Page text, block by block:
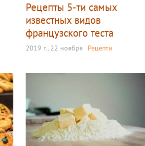
Рецепты 5-ти самых
известных видов
французского теста
2019 г., 22 ноября Рецепти